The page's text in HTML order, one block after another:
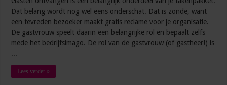
Dat belang wordt nog wel eens onderschat. Dat is zonde, want
een tevreden bezoeker maakt gratis reclame voor je organisatie.
De gastvrouw speelt daarin een belangrijke rol en bepaalt zelfs
mede het bedrijfsimago. De rol van de gastvrouw (of gastheer!) is
...
Lees verder »